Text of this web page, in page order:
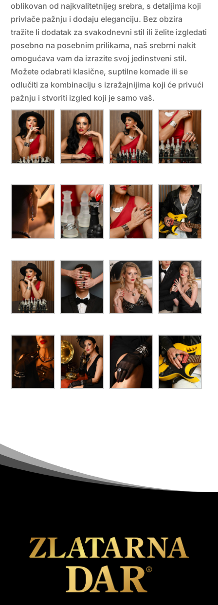
oblikovan od najkvalitetnijeg srebra, s detaljima koji
privlače pažnju i dodaju eleganciju. Bez obzira
tražite li dodatak za svakodnevni stil ili želite izgledati
posebno na posebnim prilikama, naš srebrni nakit
omogućava vam da izrazite svoj jedinstveni stil.
Možete odabrati klasične, suptilne komade ili se
odlučiti za kombinaciju s izražajnijima koji će privući
pažnju i stvoriti izgled koji je samo vaš.